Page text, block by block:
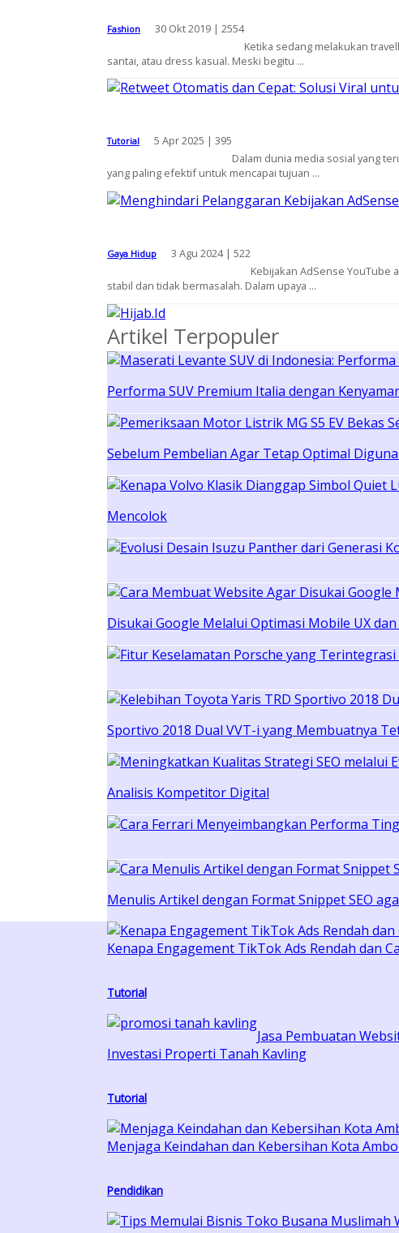
Fashion 30 Okt 2019 | 2554
Ketika sedang melakukan
santai, atau dress kasual. Meski begitu ...
Tutorial 5 Apr 2025 | 395
Dalam dunia media sosial yang
yang paling efektif untuk mencapai tujuan ...
Gaya Hidup 3 Agu 2024 | 522
Kebijakan AdSense
stabil dan tidak bermasalah. Dalam upaya ...
Artikel Terpopuler
Performa SUV Premium Italia dengan
Sebelum Pembelian Agar Tetap Optimal
Mencolok
Disukai Google Melalui Optimasi Mobile UX
Sportivo 2018 Dual VVT-i yang Membuatnya
Analisis Kompetitor Digital
Menulis Artikel dengan Format Snippet SEO
Kenapa Engagement TikTok Ads Rendah dan
Tutorial
Jasa Pembuatan
Investasi Properti Tanah Kavling
Tutorial
Menjaga Keindahan dan Kebersihan Kota
Pendidikan